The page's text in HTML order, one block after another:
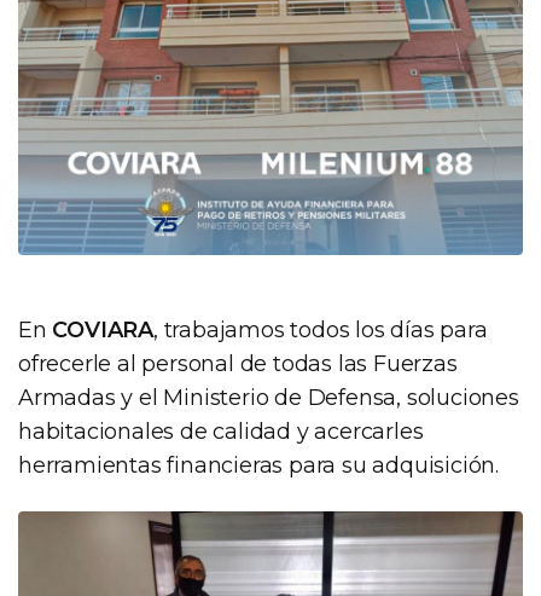
En COVIARA, trabajamos todos los días para
ofrecerle al personal de todas las Fuerzas
Armadas y el Ministerio de Defensa, soluciones
habitacionales de calidad y acercarles
herramientas financieras para su adquisición.